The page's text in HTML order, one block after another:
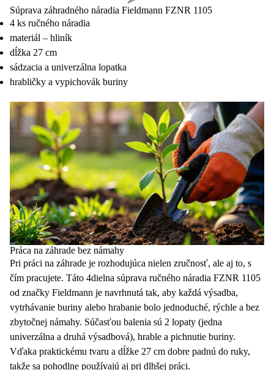
Súprava záhradného náradia Fieldmann FZNR 1105
4 ks ručného náradia
materiál – hliník
dĺžka 27 cm
sádzacia a univerzálna lopatka
hrabličky a vypichovák buriny
Práca na záhrade bez námahy
Pri práci na záhrade je rozhodujúca nielen zručnosť, ale aj to, s
čím pracujete. Táto 4dielna súprava ručného náradia FZNR 1105
od značky Fieldmann je navrhnutá tak, aby každá výsadba,
vytrhávanie buriny alebo hrabanie bolo jednoduché, rýchle a bez
zbytočnej námahy. Súčasťou balenia sú 2 lopaty (jedna
univerzálna a druhá výsadbová), hrable a pichnutie buriny.
Vďaka praktickému tvaru a dĺžke 27 cm dobre padnú do ruky,
takže sa pohodlne používajú aj pri dlhšej práci.